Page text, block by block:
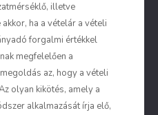
illetve
ha a vételár a vételi
forgalmi értékkel
megfelelően a
az, hogy a vételi
olyan kikötés, amely a
alkalmazását írja elő,